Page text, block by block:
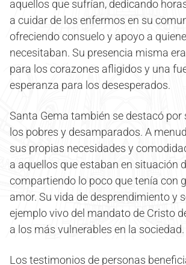
aquellos que sufrían, dedicando
a cuidar de los enfermos en su
ofreciendo consuelo y apoyo a
necesitaban. Su presencia misma
para los corazones afligidos y una
esperanza para los desesperados.
Santa Gema también se destacó por
los pobres y desamparados. A
sus propias necesidades y
a aquellos que estaban en situación
compartiendo lo poco que tenía con
amor. Su vida de desprendimiento y
ejemplo vivo del mandato de Cristo
a los más vulnerables en la sociedad.
Los testimonios de personas